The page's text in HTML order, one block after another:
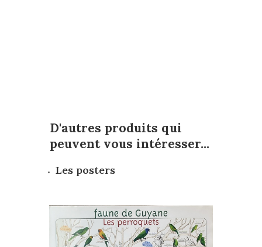
D'autres produits qui
peuvent vous intéresser...
Les posters